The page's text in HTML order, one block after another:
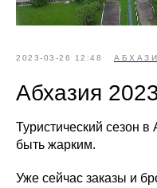
2023-03-26 12:48
Абхазия
Туристический сезон
быть жарким.
Уже сейчас заказы и